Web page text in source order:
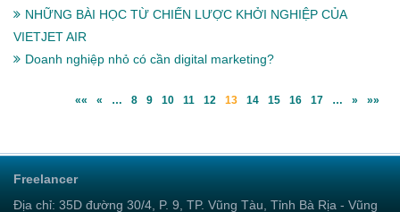
NHỮNG BÀI HỌC TỪ CHIẾN LƯỢC KHỞI NGHIỆP CỦA
VIETJET AIR
Doanh nghiệp nhỏ có cần digital marketing?
«« « … 8 9 10 11 12 13 14 15 16 17 … » »»
Freelancer
Địa chỉ: 35D đường 30/4, P. 9, TP. Vũng Tàu, Tỉnh Bà Rịa - Vũng